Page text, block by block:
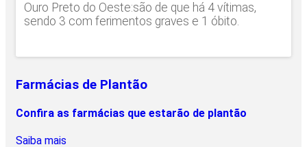
Ouro Preto do Oeste:são de que há 4 vítimas,
sendo 3 com ferimentos graves e 1 óbito.
Farmácias de Plantão
Confira as farmácias que estarão de plantão
Saiba mais